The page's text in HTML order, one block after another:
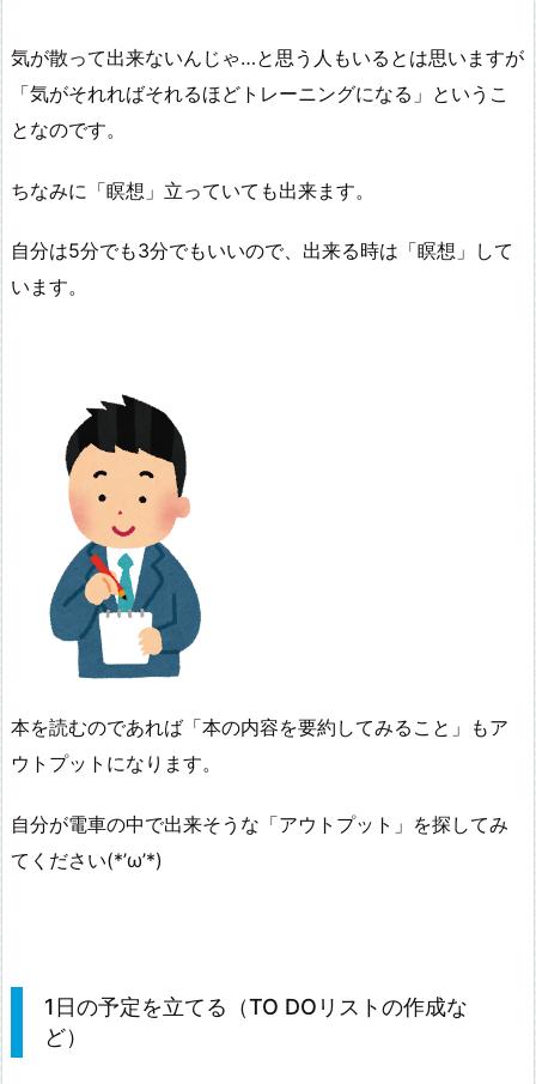
気が散って出来ないんじゃ…と思う人もいるとは思いますが
「気がそれればそれるほどトレーニングになる」というこ
となのです。
ちなみに「瞑想」立っていても出来ます。
自分は5分でも3分でもいいので、出来る時は「瞑想」して
います。
本を読むのであれば「本の内容を要約してみること」もア
ウトプットになります。
自分が電車の中で出来そうな「アウトプット」を探してみ
てください(*’ω’*)
1日の予定を立てる（TO DOリストの作成な
ど）